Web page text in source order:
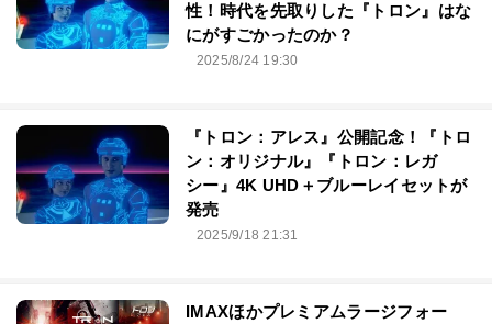
性！時代を先取りした『トロン』はな
にがすごかったのか？
2025/8/24 19:30
『トロン：アレス』公開記念！『トロ
ン：オリジナル』『トロン：レガ
シー』4K UHD＋ブルーレイセットが
発売
2025/9/18 21:31
IMAXほかプレミアムラージフォー